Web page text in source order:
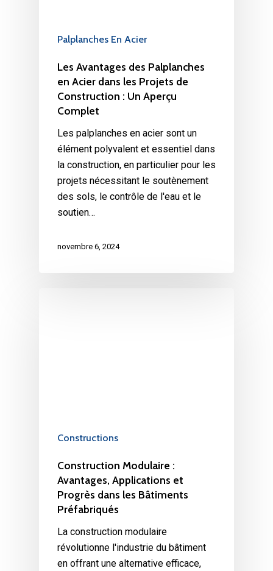
Palplanches En Acier
Les Avantages des Palplanches
en Acier dans les Projets de
Construction : Un Aperçu
Complet
Les palplanches en acier sont un
élément polyvalent et essentiel dans
la construction, en particulier pour les
projets nécessitant le soutènement
des sols, le contrôle de l'eau et le
soutien…
novembre 6, 2024
Constructions
Construction Modulaire :
Avantages, Applications et
Progrès dans les Bâtiments
Préfabriqués
La construction modulaire
révolutionne l'industrie du bâtiment
en offrant une alternative efficace,